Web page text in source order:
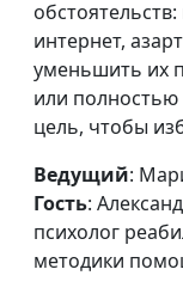
начать работу
Ступени.
Созависимость
интернет,
уменьшить их
или
цель, чтобы
Ведущий:
Гость:
психолог
методики